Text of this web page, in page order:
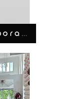
ARTE CONTEMPORANEO